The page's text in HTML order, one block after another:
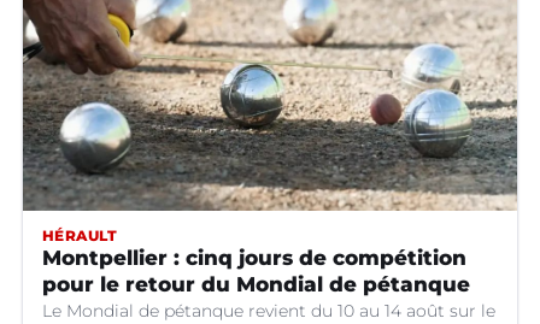
HÉRAULT
Montpellier : cinq jours de compétition
pour le retour du Mondial de pétanque
Le Mondial de pétanque revient du 10 au 14 août sur le